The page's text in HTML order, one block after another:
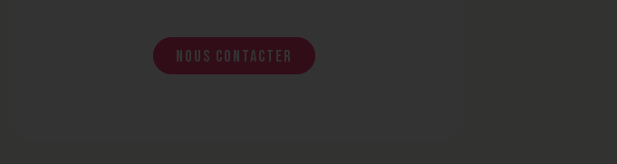
Nous contacter